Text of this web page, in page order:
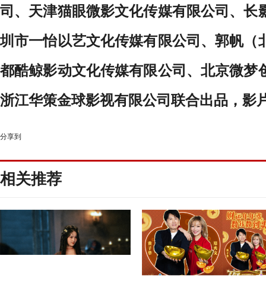
司、天津猫眼微影文化传媒有限公司、长
圳市一怡以艺文化传媒有限公司、郭帆（
都酷鲸影动文化传媒有限公司、北京微梦
浙江华策金球影视有限公司联合出品，影
分享到
相关推荐